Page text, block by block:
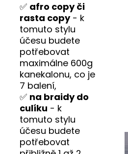
✅ afro copy či
rasta copy- k
tomuto stylu
účesu budete
potřebovat
maximálne 600g
kanekalonu, co je
7 balení,
✅ na braidy do
culíku - k
tomuto stylu
účesu budete
potřebovat